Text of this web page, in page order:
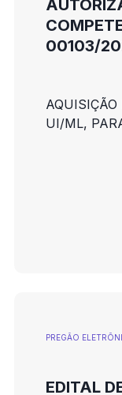
00103/
UI/ML,
PREGÃO
EDITAL